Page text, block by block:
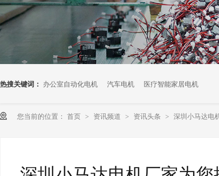
热搜关键词： 办公室自动化电机 汽车电机 医疗智能家居电机
您当前的位置： 首页 > 资讯频道 > 资讯头条 > 深圳小马达电